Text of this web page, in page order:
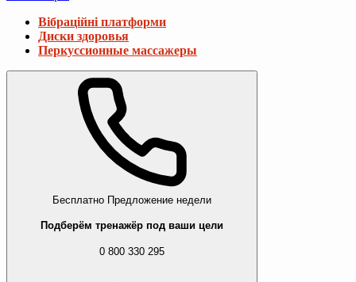
Вібраційні платформи
Диски здоровья
Перкуссионные массажеры
Бесплатно Предложение недели
Подберём тренажёр под ваши цели
0 800 330 295